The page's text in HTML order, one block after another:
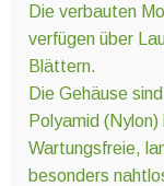
Die verbauten
verfügen über
Blättern.
Die Gehäuse
Polyamid
Wartungsfreie,
besonders